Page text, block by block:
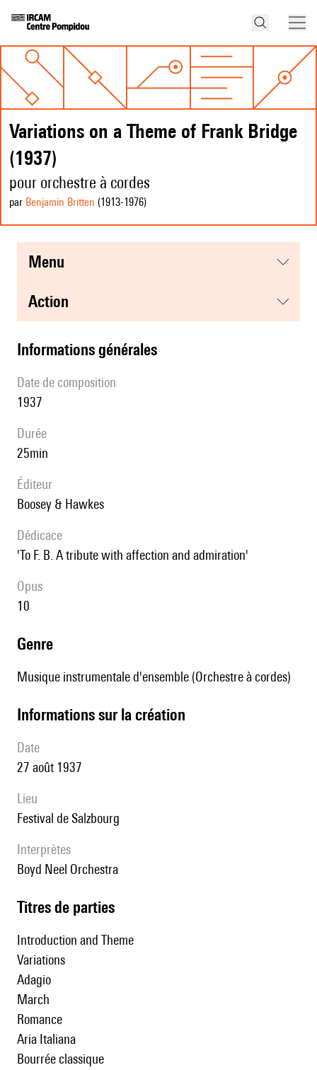
Variations on a Theme of Frank Bridge
(1937)
pour orchestre à cordes
par Benjamin Britten (1913-1976)
menu
action
informations générales
date de composition
1937
durée
25min
éditeur
Boosey & Hawkes
Dédicace
'To F. B. A tribute with affection and admiration'
Opus
10
genre
Musique instrumentale d'ensemble (Orchestre à cordes)
informations sur la création
date
27 août 1937
lieu
Festival de Salzbourg
interprètes
Boyd Neel Orchestra
Titres de parties
Introduction and Theme
Variations
Adagio
March
Romance
Aria Italiana
Bourrée classique